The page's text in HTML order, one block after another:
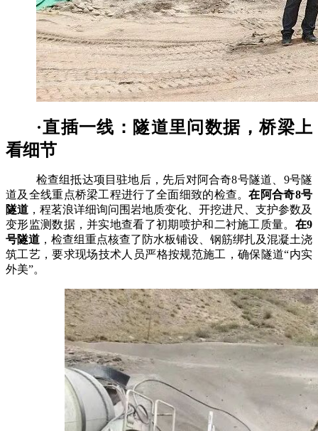
·直插一线：隧道里问数据，桥梁上
看细节
检查组抵达项目驻地后，先后对阿合奇8号隧道、9号隧
道及全线重点桥梁工程进行了全面细致的检查。在阿合奇8号
隧道 ，程茗浪详细询问围岩地质变化、开挖进尺、支护参数及
变形监测数据，并实地查看了初期喷护和二衬施工质量。 在9
号隧道 ，检查组重点核查了防水板铺设、钢筋绑扎及混凝土浇
筑工艺，要求现场技术人员严格按规范施工，确保隧道“内实
外美”。